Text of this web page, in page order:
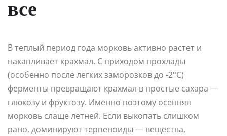
все
В теплый период года морковь активно растет и
накапливает крахмал. С приходом прохлады
(особенно после легких заморозков до -2°C)
ферменты превращают крахмал в простые сахара —
глюкозу и фруктозу. Именно поэтому осенняя
морковь слаще летней. Если выкопать слишком
рано, доминируют терпеноиды — вещества,